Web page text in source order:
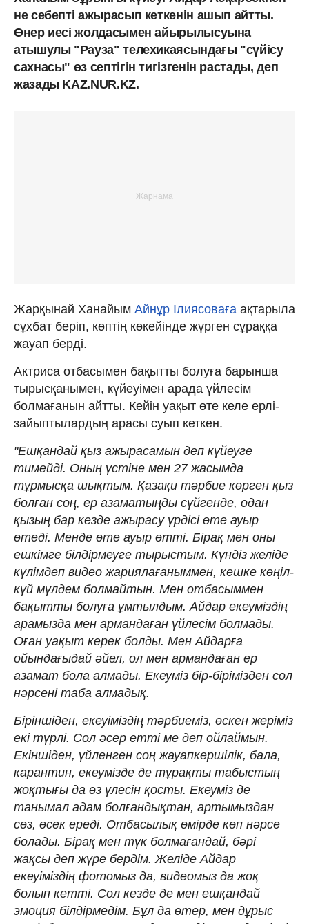
не себепті ажырасып кеткенін ашып айтты.
Өнер иесі жолдасымен айырылысуына
атышулы "Рауза" телехикаясындағы "сүйісу
сахнасы" өз септігін тигізгенін растады, деп
жазады KAZ.NUR.KZ.
Жарқынай Ханайым Айнұр Ілиясоваға ақтарыла
сұхбат беріп, көптің көкейінде жүрген сұраққа
жауап берді.
Актриса отбасымен бақытты болуға барынша
тырысқанымен, күйеуімен арада үйлесім
болмағанын айтты. Кейін уақыт өте келе ерлі-
зайыптылардың арасы суып кеткен.
"Ешқандай қыз ажырасамын деп күйеуге
тимейді. Оның үстіне мен 27 жасымда
тұрмысқа шықтым. Қазақи тәрбие көрген қыз
болған соң, ер азаматыңды сүйгенде, одан
қызың бар кезде ажырасу үрдісі өте ауыр
өтеді. Менде өте ауыр өтті. Бірақ мен оны
ешкімге білдірмеуге тырыстым. Күндіз желіде
күлімдеп видео жариялағаныммен, кешке көңіл-
күй мүлдем болмайтын. Мен отбасыммен
бақытты болуға ұмтылдым. Айдар екеуміздің
арамызда мен армандаған үйлесім болмады.
Оған уақыт керек болды. Мен Айдарға
ойындағыдай әйел, ол мен армандаған ер
азамат бола алмады. Екеуміз бір-бірімізден сол
нәрсені таба алмадық.
Біріншіден, екеуіміздің тәрбиеміз, өскен жеріміз
екі түрлі. Сол әсер етті ме деп ойлаймын.
Екіншіден, үйленген соң жауапкершілік, бала,
карантин, екеумізде де тұрақты табыстың
жоқтығы да өз үлесін қосты. Екеуміз де
танымал адам болғандықтан, артымыздан
сөз, өсек ереді. Отбасылық өмірде көп нәрсе
болады. Бірақ мен түк болмағандай, бәрі
жақсы деп жүре бердім. Желіде Айдар
екеуіміздің фотомыз да, видеомыз да жоқ
болып кетті. Сол кезде де мен ешқандай
эмоция білдірмедім. Бұл да өтер, мен дұрыс